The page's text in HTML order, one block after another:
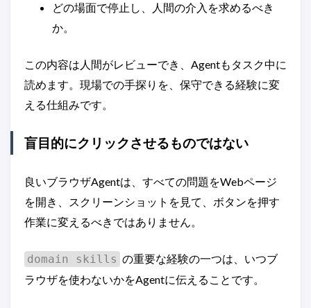
どの場面で停止し、人間の介入を求めるべき
か。
この内容は人間がレビューでき、Agentもタスク中に
読めます。現場での手探りを、保守できる経験に変
える仕組みです。
盲目的にクリックさせるものではない
良いブラウザAgentは、すべての問題をWebページ
を開き、スクリーンショットを見て、ボタンを押す
作業に変えるべきではありません。
domain skills の重要な経験の一つは、いつブ
ラウザを使わないかをAgentに伝えることです。